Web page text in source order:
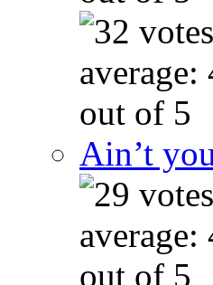
Ain’t